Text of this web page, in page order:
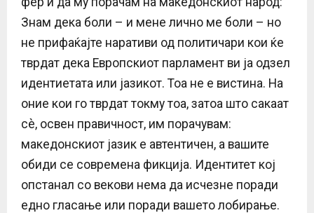
Знам дека боли – и мене лично ме боли – но
не прифаќајте наративи од политичари кои ќе
тврдат дека Европскиот парламент ви ја одзел
идентиетата или јазикот. Тоа не е вистина. На
оние кои го тврдат токму тоа, затоа што сакаат
сè, освен правичност, им порачувам:
македонскиот јазик е автентичен, а вашите
обиди се современа фикција. Идентитет кој
опстанал со векови нема да исчезне поради
едно гласање или поради вашето лобирање.